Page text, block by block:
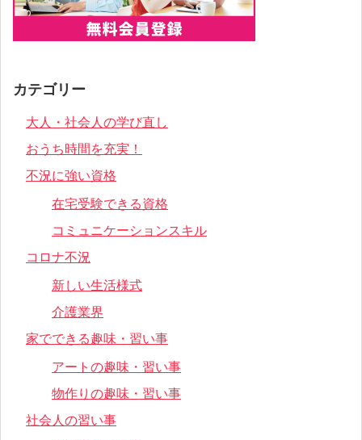
カテゴリー
大人・社会人の学び直し
おうち時間を充実！
不況に強い資格
在宅受験できる資格
コミュニケーションスキル
コロナ不況
新しい生活様式
介護業界
家でできる趣味・習い事
アートの趣味・習い事
物作りの趣味・習い事
社会人の習い事